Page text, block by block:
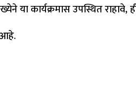
या कार्यक्रमास उपस्थित राहावे,
आहे.